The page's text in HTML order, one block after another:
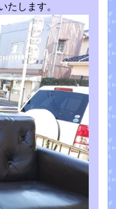
たします。